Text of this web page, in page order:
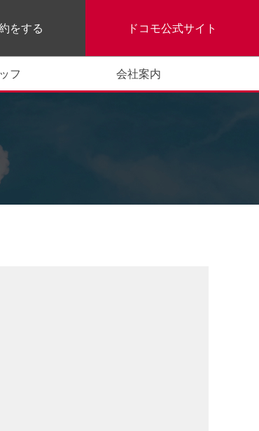
をする ドコモ公式サイト
フ 会社案内